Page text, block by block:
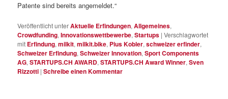
Patente sind bereits angemeldet.“
Veröffentlicht unterAktuelle Erfindungen,Allgemeines,
Crowdfunding,Innovationswettbewerbe,Startups |Verschlagwortet
mit Erfindung,milkit,milkit.bike, Pius Kobler,schweizer erfinder,
Schweizer Erfindung,Schweizer Innovation,Sport Components
AG,STARTUPS.CH AWARD,STARTUPS.CH Award Winner,Sven
Rizzotti |Schreibe einen Kommentar